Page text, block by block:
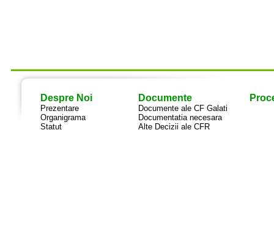
Despre Noi
Prezentare
Organigrama
Statut
Documente
Documente ale CF Galati
Documentatia necesara
Alte Decizii ale CFR